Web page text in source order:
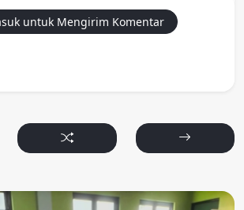
untuk Mengirim Komentar